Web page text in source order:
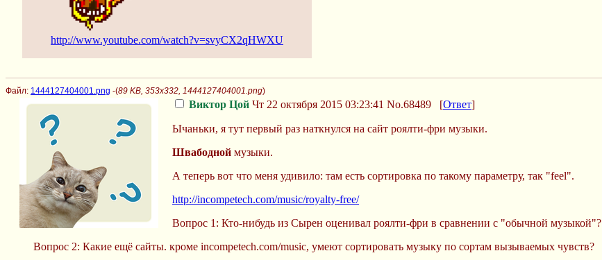
http://www.youtube.com/watch?v=svyCX2qHWXU
Файл: 1444127404001.png -(89 KB, 353x332, 1444127404001.png)
Виктор Цой Чт 22 октября 2015 03:23:41 No.68489 [Ответ]
Ычаньки, я тут первый раз наткнулся на сайт роялти-фри музыки.
Швабодной музыки.
А теперь вот что меня удивило: там есть сортировка по такому параметру, так "feel".
http://incompetech.com/music/royalty-free/
Вопрос 1: Кто-нибудь из Сырен оценивал роялти-фри в сравнении с "обычной музыкой"?
Вопрос 2: Какие ещё сайты. кроме incompetech.com/music, умеют сортировать музыку по сортам вызываемых чувств?